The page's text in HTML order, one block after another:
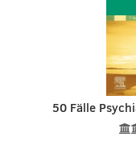
50 Fälle